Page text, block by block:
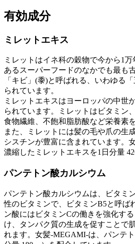
有効成分
ミレットエキス
ミレットはイネ科の穀物で今から1
あるスーパーフードのなかでも最も
「キビ」(黍)と呼ばれる、いわゆる
られています。
ミレットエキスはヨーロッパの中世
られています。ミレットはビタミン
食物繊維、不飽和脂肪酸など栄養素
また、ミレットには髪の毛や爪の生
シスチンが豊富に含まれています。
濃縮したミレットエキスを1日分量
パンテトン酸カルシウム
パンテトン酸カルシウムは、ビタミ
性のビタミンで、ビタミンB5と呼ば
ン酸にはビタミンCの働きを強化す
け、タンパク質の生成を促すことで
れます。女髪-MEGAMI-は、パンテ